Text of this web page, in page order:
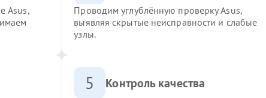
Asus,
Проводим углублённую проверку Asus,
выявляя скрытые неисправности и слабые
узлы.
5 Контроль качества